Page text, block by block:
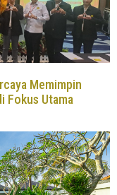
Memimpin
Fokus Utama